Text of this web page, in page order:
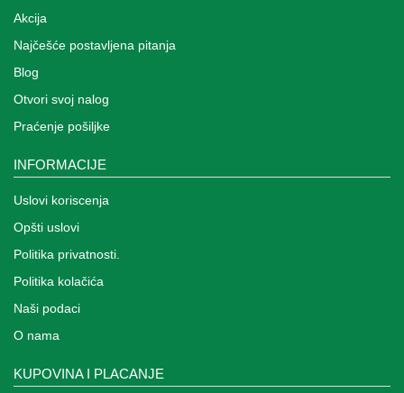
Akcija
Najčešće postavljena pitanja
Blog
Otvori svoj nalog
Praćenje pošiljke
INFORMACIJE
Uslovi koriscenja
Opšti uslovi
Politika privatnosti.
Politika kolačića
Naši podaci
O nama
KUPOVINA I PLACANJE